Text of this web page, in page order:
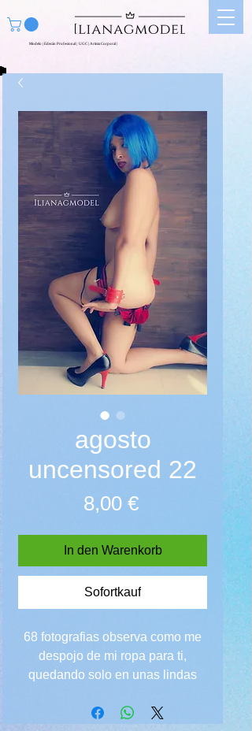
Modelo | Edecán Profesional | UGC | Artista Corporal |
agosto
uncensored 22
8,00 €Preis
In den Warenkorb
Sofortkauf
68 fotografias observa como me
despojo de mi ropa para ti,
quedando solo en unas lindas
¿quien estu nueva WAIFU?